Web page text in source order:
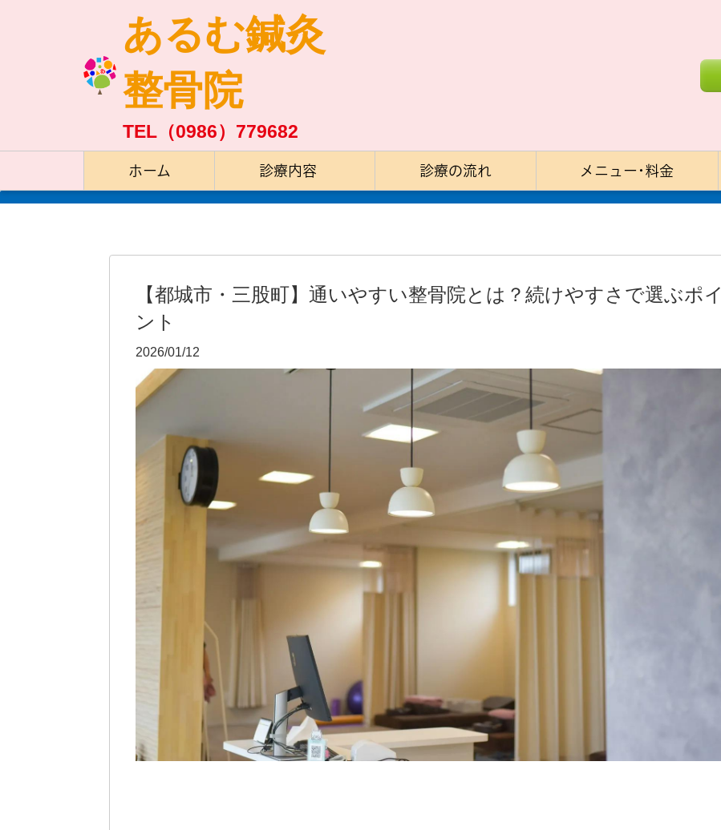
あるむ鍼灸
整骨院
TEL（0986）779682
ホーム 診療内容 診療の流れ メニュー･料金
【都城市・三股町】通いやすい整骨院とは？続けやすさで選ぶポイ
ント
2026/01/12